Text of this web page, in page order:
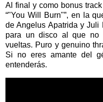
Al final y como bonus
“"You Will Burn"”, en la
de Angelus Apatrida y Juli
para un disco al que no
vueltas. Puro y genuino
Si no eres amante del
entenderás.